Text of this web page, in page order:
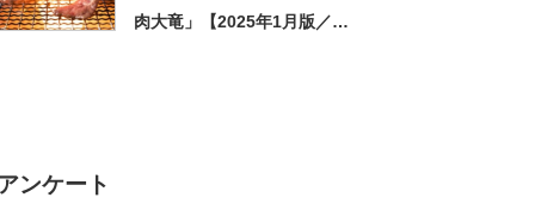
肉大竜」【2025年1月版／
アンケート